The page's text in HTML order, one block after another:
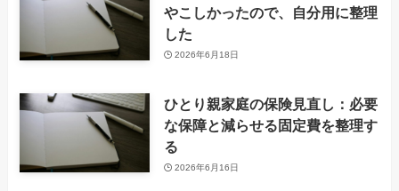
やこしかったので、自分用に整理
した
2026年6月18日
ひとり親家庭の保険見直し：必要
な保障と減らせる固定費を整理す
る
2026年6月16日